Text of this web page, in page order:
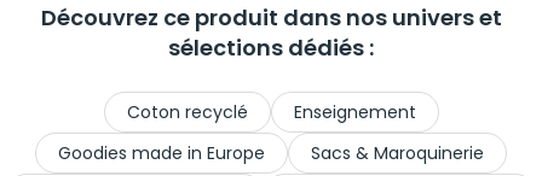
Découvrez ce produit dans nos univers et
sélections dédiés :
Coton recyclé
Enseignement
Goodies made in Europe
Sacs & Maroquinerie